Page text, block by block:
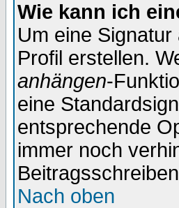
Wie kann ich
Um eine
Profil erstellen.
anhängen-
eine
entsprechende
immer noch
Nach oben